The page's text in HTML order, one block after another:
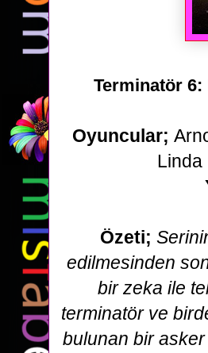
Terminatör
Oyuncular;
Linda
Özeti;
edilmesinden
bir zeka ile
terminatör ve
bulunan bir